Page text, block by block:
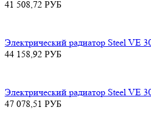
41 508,72 РУБ
Электрический радиатор Steel VE
44 158,92 РУБ
Электрический радиатор Steel VE
47 078,51 РУБ